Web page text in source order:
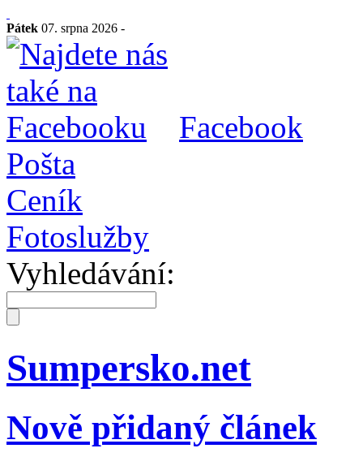
Pátek 07. srpna 2026 -
Facebook
Pošta
Ceník
Fotoslužby
Vyhledávání:
Sumpersko.net
Nově přidaný článek